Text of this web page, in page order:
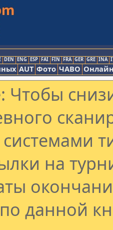
DEN ENG ESP FAI FIN FRA GER GRE INA
AUT Фото ЧАВО
на
данной